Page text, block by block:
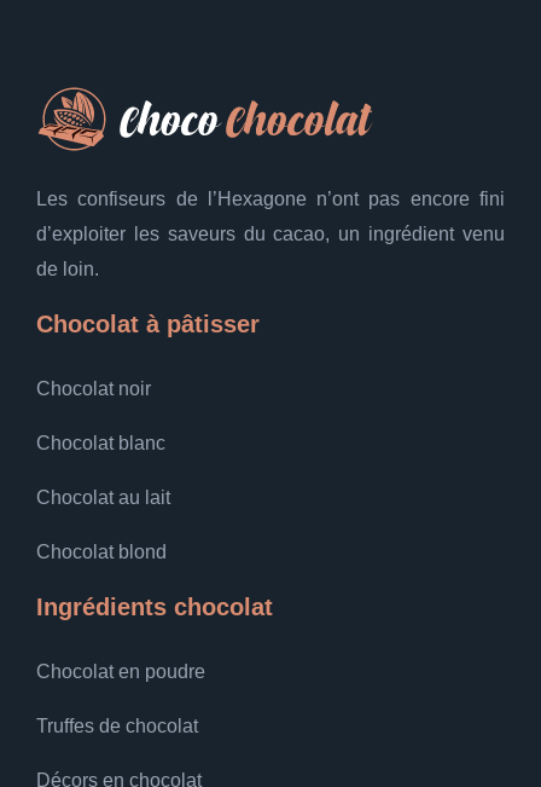
Les confiseurs de l’Hexagone n’ont pas encore fini
d’exploiter les saveurs du cacao, un ingrédient venu
de loin.
Chocolat à pâtisser
Chocolat noir
Chocolat blanc
Chocolat au lait
Chocolat blond
Ingrédients chocolat
Chocolat en poudre
Truffes de chocolat
Décors en chocolat